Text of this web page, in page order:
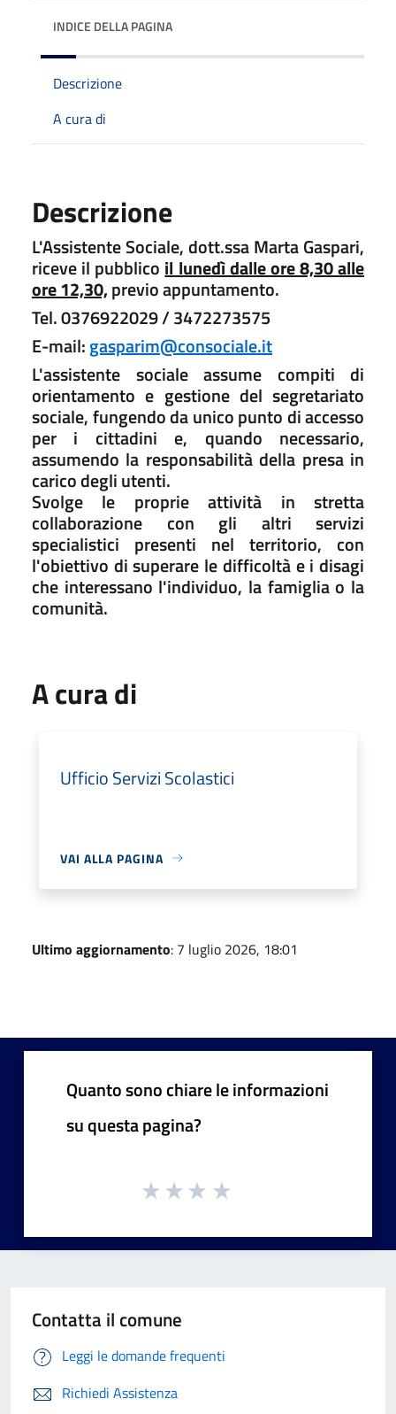
INDICE DELLA PAGINA
Descrizione
A cura di
Descrizione
L'Assistente Sociale, dott.ssa Marta Gaspari,
riceve il pubblico il lunedì dalle ore 8,30 alle
ore 12,30,previo appuntamento.
Tel. 0376922029 / 3472273575
E-mail:gasparim@consociale.it
L'assistente sociale assume compiti di
orientamento e gestione del segretariato
sociale, fungendo da unico punto di accesso
per i cittadini e, quando necessario,
assumendo la responsabilità della presa in
carico degli utenti.
Svolge le proprie attività in stretta
collaborazione con gli altri servizi
specialistici presenti nel territorio, con
l'obiettivo di superare le difficoltà e i disagi
che interessano l'individuo, la famiglia o la
comunità.
A cura di
Ufficio Servizi Scolastici
VAI ALLA PAGINA
Ultimo aggiornamento: 7 luglio 2026, 18:01
Quanto sono chiare le informazioni
su questa pagina?
Contatta il comune
Leggi le domande frequenti
Richiedi Assistenza